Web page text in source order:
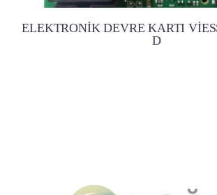
ELEKTRONİK DEVRE KARTI
D